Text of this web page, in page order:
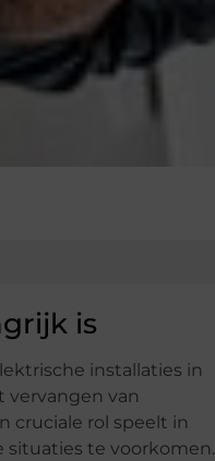
is
installaties in
vervangen van
cruciale rol speelt in
situaties te voorkomen.